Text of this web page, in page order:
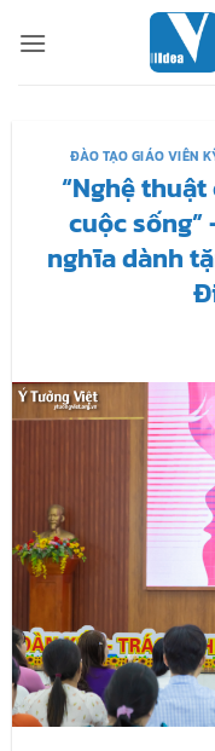
qua
ĐÀO TẠO GIÁO VIÊN
“Nghệ
cuộc
nghĩa dành